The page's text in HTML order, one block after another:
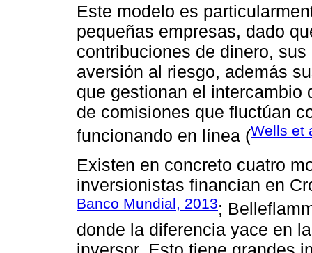
Este modelo es
pequeñas empresas, dado
contribuciones de dinero,
aversión al riesgo, además
que gestionan el
de comisiones que fluctúan
funcionando en línea (Wells et
Existen en concreto cuatro
inversionistas financian en
Banco Mundial, 2013;
donde la diferencia yace en